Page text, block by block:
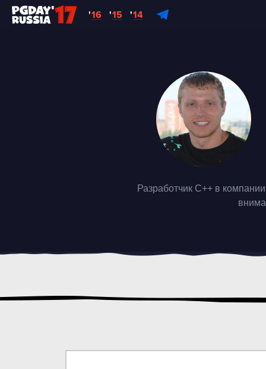
'16 '15 '14
Разработчик C++ в